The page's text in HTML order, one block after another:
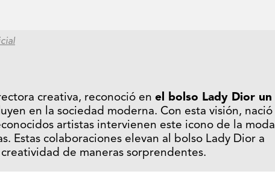
creativa, reconoció en el bolso Lady Dior un
en la sociedad moderna. Con esta visión, nació
artistas intervienen este icono de la moda
Estas colaboraciones elevan al bolso Lady Dior a
de maneras sorprendentes.